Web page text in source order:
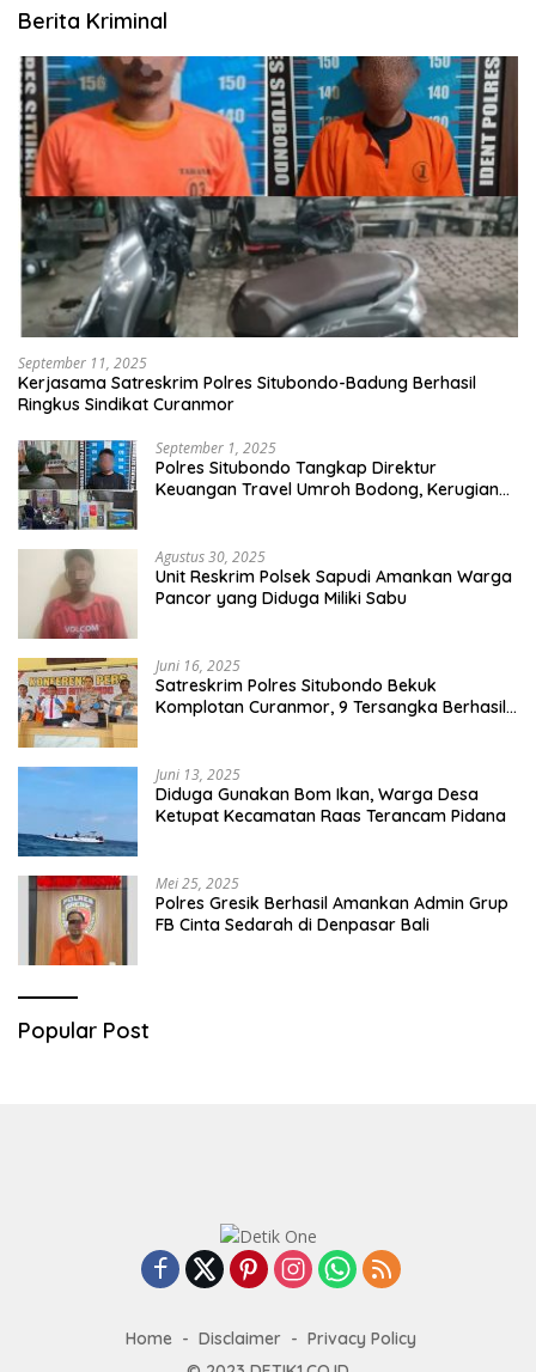
Berita Kriminal
September 11, 2025
Kerjasama Satreskrim Polres Situbondo-Badung Berhasil
Ringkus Sindikat Curanmor
September 1, 2025
Polres Situbondo Tangkap Direktur
Keuangan Travel Umroh Bodong, Kerugian
Agustus 30, 2025
Unit Reskrim Polsek Sapudi Amankan Warga
Pancor yang Diduga Miliki Sabu
Juni 16, 2025
Satreskrim Polres Situbondo Bekuk
Komplotan Curanmor, 9 Tersangka Berhasil
Juni 13, 2025
Diduga Gunakan Bom Ikan, Warga Desa
Ketupat Kecamatan Raas Terancam Pidana
Mei 25, 2025
Polres Gresik Berhasil Amankan Admin Grup
FB Cinta Sedarah di Denpasar Bali
Popular Post
Home Disclaimer
Privacy Policy